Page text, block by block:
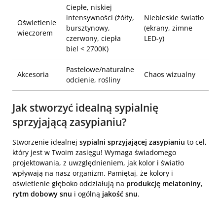
Oświetlenie
wieczorem
Ciepłe, niskiej
intensywności (żółty,
bursztynowy,
czerwony, ciepła
biel < 2700K)
Niebieskie światło
(ekrany, zimne
LED-y)
Akcesoria
Pastelowe/naturalne
odcienie, rośliny
Chaos wizualny
Jak stworzyć idealną sypialnię
sprzyjającą zasypianiu?
Stworzenie idealnej sypialni sprzyjającej zasypianiu to cel,
który jest w Twoim zasięgu! Wymaga świadomego
projektowania, z uwzględnieniem, jak kolor i światło
wpływają na nasz organizm. Pamiętaj, że kolory i
oświetlenie głęboko oddziałują na produkcję melatoniny,
rytm dobowy snu i ogólną jakość snu.